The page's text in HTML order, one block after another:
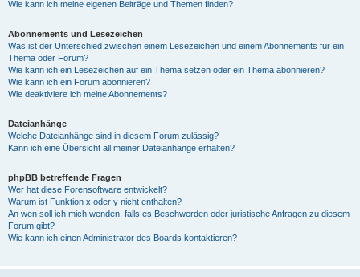
Wie kann ich meine eigenen Beiträge und Themen finden?
Abonnements und Lesezeichen
Was ist der Unterschied zwischen einem Lesezeichen und einem Abonnements für ein
Thema oder Forum?
Wie kann ich ein Lesezeichen auf ein Thema setzen oder ein Thema abonnieren?
Wie kann ich ein Forum abonnieren?
Wie deaktiviere ich meine Abonnements?
Dateianhänge
Welche Dateianhänge sind in diesem Forum zulässig?
Kann ich eine Übersicht all meiner Dateianhänge erhalten?
phpBB betreffende Fragen
Wer hat diese Forensoftware entwickelt?
Warum ist Funktion x oder y nicht enthalten?
An wen soll ich mich wenden, falls es Beschwerden oder juristische Anfragen zu diesem
Forum gibt?
Wie kann ich einen Administrator des Boards kontaktieren?